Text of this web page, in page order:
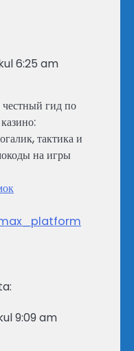
6:25 am
гид по
тактика и
на игры
9:09 am